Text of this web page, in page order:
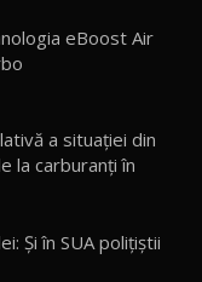
eBoost Air
a situației din
la carburanți în
Și în SUA polițiștii